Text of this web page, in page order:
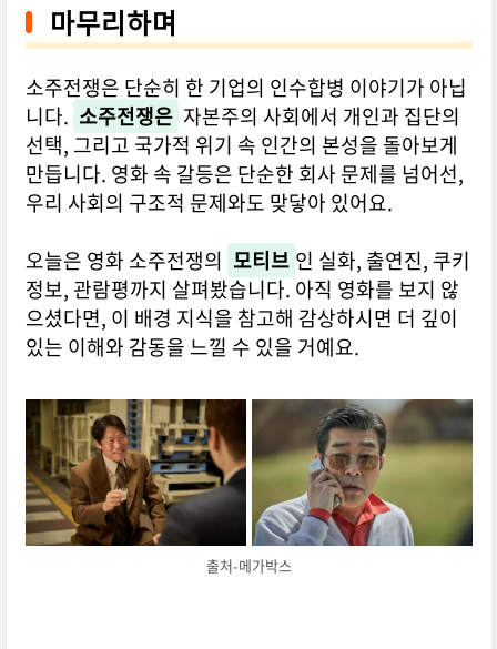
마무리하며
소주전쟁은 단순히 한 기업의 인수합병 이야기가 아닙
니다. 소주전쟁은 자본주의 사회에서 개인과 집단의
선택, 그리고 국가적 위기 속 인간의 본성을 돌아보게
만듭니다. 영화 속 갈등은 단순한 회사 문제를 넘어선,
우리 사회의 구조적 문제와도 맞닿아 있어요.
오늘은 영화 소주전쟁의 모티브 인 실화, 출연진, 쿠키
정보, 관람평까지 살펴봤습니다. 아직 영화를 보지 않
으셨다면, 이 배경 지식을 참고해 감상하시면 더 깊이
있는 이해와 감동을 느낄 수 있을 거예요.
출처-메가박스